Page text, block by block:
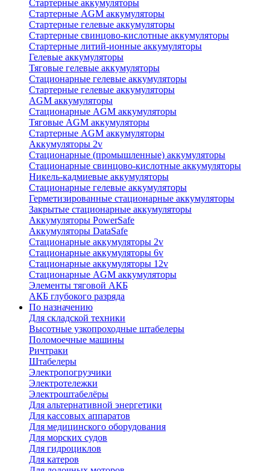
Стартерные аккумуляторы
Стартерные AGM аккумуляторы
Стартерные гелевые аккумуляторы
Стартерные свинцово-кислотные аккумуляторы
Стартерные литий-ионные аккумуляторы
Гелевые аккумуляторы
Тяговые гелевые аккумуляторы
Стационарные гелевые аккумуляторы
Стартерные гелевые аккумуляторы
AGM аккумуляторы
Стационарные AGM аккумуляторы
Тяговые AGM аккумуляторы
Стартерные AGM аккумуляторы
Аккумуляторы 2v
Стационарные (промышленные) аккумуляторы
Стационарные свинцово-кислотные аккумуляторы
Никель-кадмиевые аккумуляторы
Стационарные гелевые аккумуляторы
Герметизированные стационарные аккумуляторы
Закрытые стационарные аккумуляторы
Аккумуляторы PowerSafe
Аккумуляторы DataSafe
Стационарные аккумуляторы 2v
Стационарные аккумуляторы 6v
Стационарные аккумуляторы 12v
Стационарные AGM аккумуляторы
Элементы тяговой АКБ
АКБ глубокого разряда
По назначению
Для складской техники
Высотные узкопроходные штабелеры
Поломоечные машины
Ричтраки
Штабелеры
Электропогрузчики
Электротележки
Электроштабелёры
Для альтернативной энергетики
Для кассовых аппаратов
Для медицинского оборудования
Для морских судов
Для гидроциклов
Для катеров